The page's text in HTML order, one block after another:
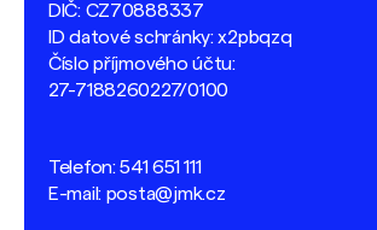
DIČ: CZ70888337
ID datové schránky: x2pbqzq
Číslo příjmového účtu:
27-7188260227/0100
Telefon:541 651 111
E-mail: posta@jmk.cz